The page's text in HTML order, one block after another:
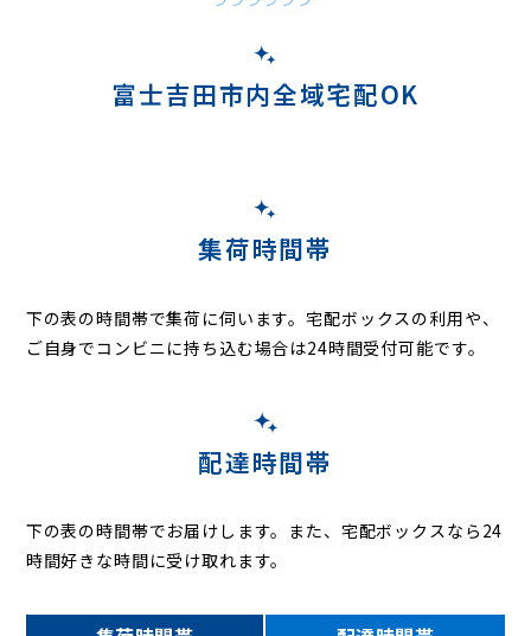
富士吉田市内全域宅配OK
集荷時間帯
下の表の時間帯で集荷に伺います。宅配ボックスの利用や、
ご自身でコンビニに持ち込む場合は24時間受付可能です。
配達時間帯
下の表の時間帯でお届けします。また、宅配ボックスなら24
時間好きな時間に受け取れます。